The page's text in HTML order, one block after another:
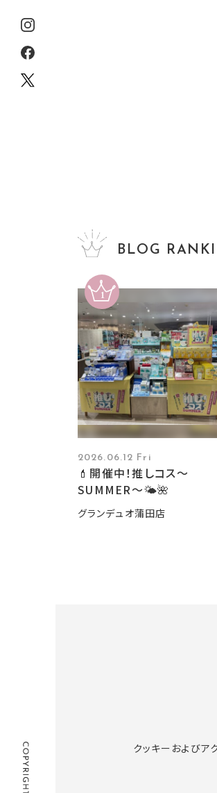
BLOG
2026.06.12 Fri
💄開催中！推しコス〜
SUMMER〜🌤️🌺
グランデュオ蒲田店
クッキーおよびア